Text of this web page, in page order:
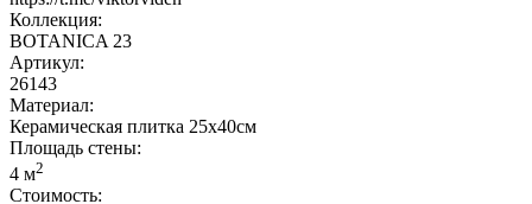
Коллекция:
BOTANICA 23
Артикул:
26143
Материал:
Керамическая плитка 25х40см
Площадь cтены:
4 м2
Стоимость: